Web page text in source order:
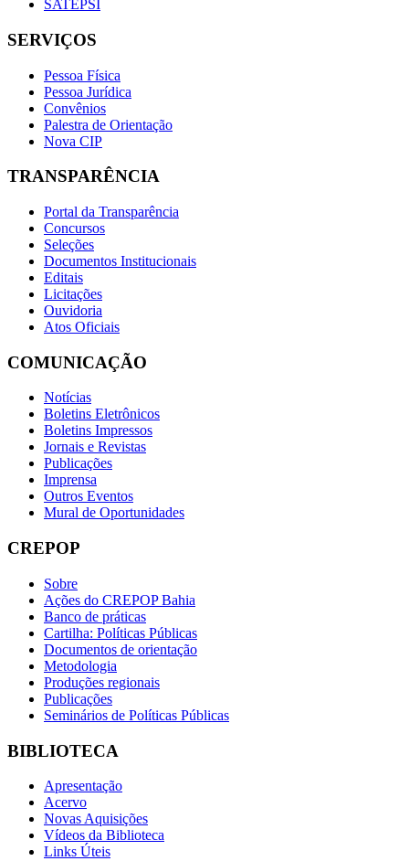
SATEPSI
SERVIÇOS
Pessoa Física
Pessoa Jurídica
Convênios
Palestra de Orientação
Nova CIP
TRANSPARÊNCIA
Portal da Transparência
Concursos
Seleções
Documentos Institucionais
Editais
Licitações
Ouvidoria
Atos Oficiais
COMUNICAÇÃO
Notícias
Boletins Eletrônicos
Boletins Impressos
Jornais e Revistas
Publicações
Imprensa
Outros Eventos
Mural de Oportunidades
CREPOP
Sobre
Ações do CREPOP Bahia
Banco de práticas
Cartilha: Políticas Públicas
Documentos de orientação
Metodologia
Produções regionais
Publicações
Seminários de Políticas Públicas
BIBLIOTECA
Apresentação
Acervo
Novas Aquisições
Vídeos da Biblioteca
Links Úteis